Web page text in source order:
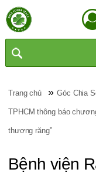
Trang chủ »Góc Chia
TPHCM thông báo
thương răng”
Bệnh viện